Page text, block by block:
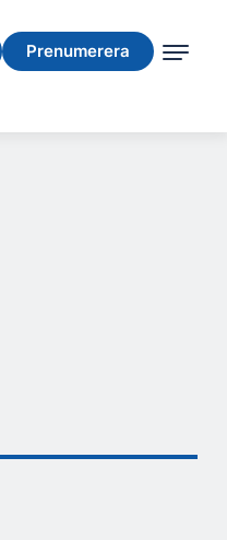
Prenumerera
Prenumerera